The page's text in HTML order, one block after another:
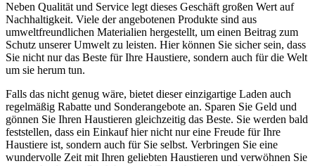
Neben Qualität‍ und Service legt⁤ dieses Geschäft großen Wert auf
Nachhaltigkeit. Viele der angebotenen Produkte sind aus
umweltfreundlichen Materialien hergestellt, um einen Beitrag zum
⁤Schutz unserer Umwelt zu leisten. Hier ‌können Sie sicher⁣ sein, ‌dass
Sie nicht nur das Beste ‍für Ihre Haustiere,‍ sondern auch ‍für die ‍Welt
um sie herum tun.
Falls das ⁣nicht genug wäre, bietet dieser einzigartige Laden auch⁤
regelmäßig Rabatte und​ Sonderangebote⁢ an. ⁢Sparen Sie ‍Geld und
gönnen Sie Ihren Haustieren gleichzeitig das Beste. Sie werden bald⁤
feststellen, dass ein Einkauf hier nicht ​nur eine Freude ⁣für ⁢Ihre
Haustiere ist, sondern auch für Sie ⁢selbst. Verbringen Sie eine
wundervolle Zeit mit Ihren geliebten Haustieren und verwöhnen Sie